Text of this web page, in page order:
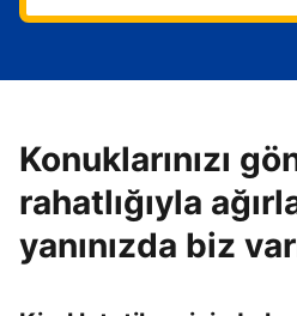
Konuklarınızı
rahatlığıyla
yanınızda biz